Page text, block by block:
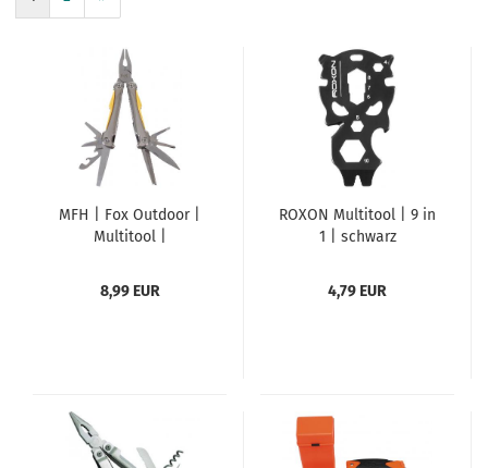
MFH | Fox Outdoor |
Multitool |
| Kunststoffeinsätze
8,99 EUR
ROXON Multitool | 9 in
1 | schwarz
4,79 EUR